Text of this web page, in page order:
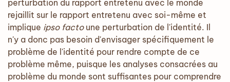
perturbation du rapport entretenu avec le monde
rejaillit sur le rapport entretenu avec soi-même et
implique ipso factoune perturbation de l'identité. Il
n'y a donc pas besoin d'envisager spécifiquement le
problème de l'identité pour rendre compte de ce
problème même, puisque les analyses consacrées au
problème du monde sont suffisantes pour comprendre